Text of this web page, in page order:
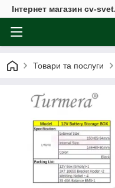
Інтернет магазин cv-
Товари та послуги